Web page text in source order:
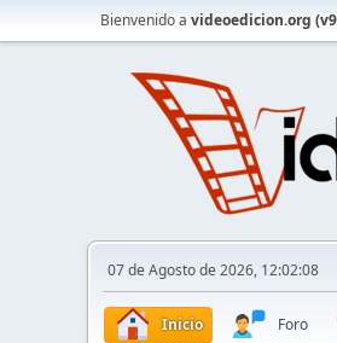
Bienvenido a videoedicion.org
07 de Agosto de 2026, 12:02:08
Inicio Foro